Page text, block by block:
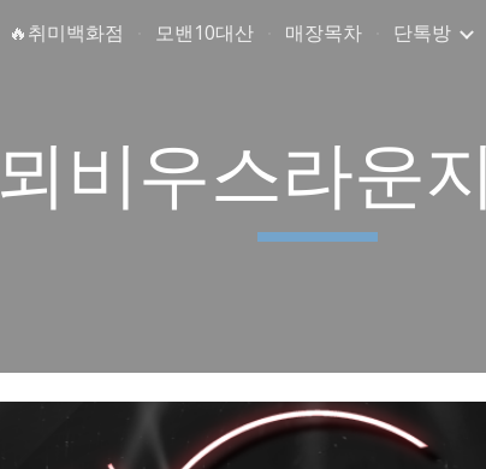
Skip to main content
🔥취미백화점 모밴10대산 매장목차 단톡방
뫼비우스라운